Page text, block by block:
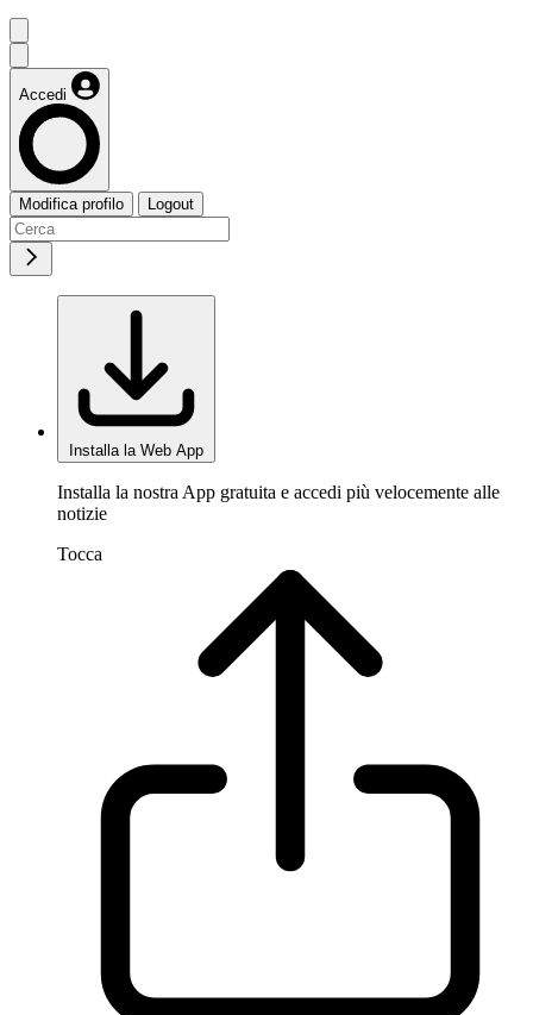
Accedi
Modifica profilo Logout
Installa la Web App
Installa la nostra App gratuita e accedi più velocemente alle
notizie
Tocca